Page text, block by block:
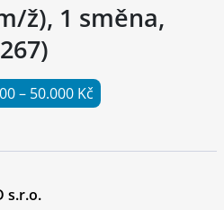
ž), 1 směna,
– 50.000 Kč
s.r.o.